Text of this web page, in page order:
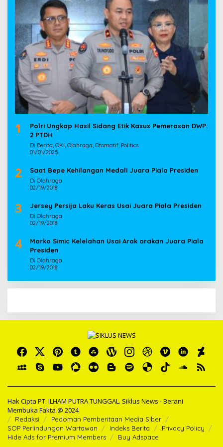
1
Polri Ungkap Hasil Sidang Etik Kasus Pemerasan DWP:
2 PTDH
Di Berita, OKI, Olahraga, Otomatif, Politics
01/01/2025
2 Saat Bepe Kehilangan Medali Juara Piala Presiden
Di Olahraga
02/19/2018
3 Jersey Persija Laku Keras Usai Juara Piala Presiden
Di Olahraga
02/19/2018
4
Marko Simic Kelelahan Usai Arak arakan Juara Piala
Presiden
Di Olahraga
02/19/2018
Hak Cipta PT. ILHAM PUTRA TUNGGAL. Siklus News - Berani
Membuka Fakta @ 2024
Redaksi
Pedoman Pemberitaan Media Siber
SOP Perlindungan Wartawan
Indeks Berita
Privacy Policy
Hide Ads for Premium Members
Buy Adspace